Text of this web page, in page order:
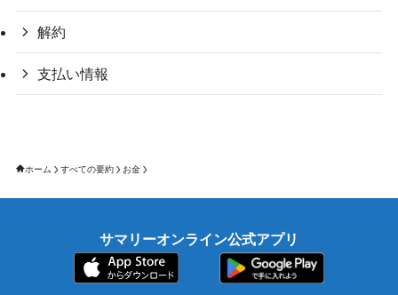
解約
支払い情報
ホーム すべての要約 お金
サマリーオンライン公式アプリ